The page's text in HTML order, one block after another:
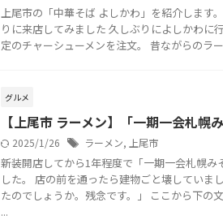
上尾市の「中華そば よしかわ」を紹介します
りに来店してみました 久しぶりによしかわに
定のチャーシューメンを注文。 昔ながらのラ
グルメ
【上尾市 ラーメン】「一期一会札幌
2025/1/26 ラーメン, 上尾市
新装開店してから1年程度で「一期一会札幌み
した。 店の前を通ったら建物ごと壊していま
たのでしょうか。残念です。」 ここから下の
...